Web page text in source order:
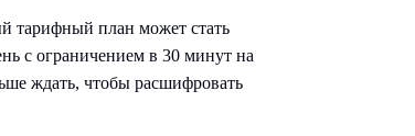
тарифный план может стать
с ограничением в 30 минут на
ждать, чтобы расшифровать